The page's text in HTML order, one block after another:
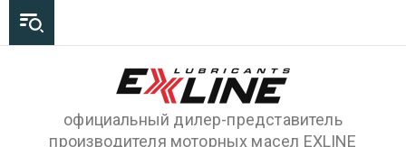
официальный дилер-представитель
производителя моторных масел EXLINE